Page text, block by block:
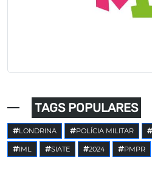
TAGS POPULARES
LONDRINA POLÍCIA MILITAR
IML SIATE 2024 PMPR